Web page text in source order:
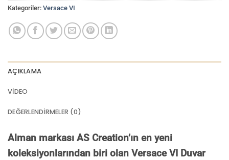
Kategoriler: Versace VI
AÇIKLAMA
VIDEO
DEĞERLENDIRMELER (0)
Alman markası AS Creation’ın en yeni
koleksiyonlarından biri olan Versace VI Duvar